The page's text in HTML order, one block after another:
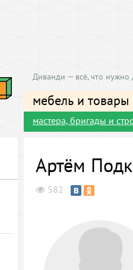
Диванди — всё, что
мебель и
мастера, бригады и
Артём
582